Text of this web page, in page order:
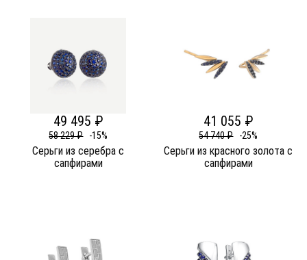
49 495 ₽
58 229 ₽ -15%
Серьги из серебра c
сапфирами
41 055 ₽
54 740 ₽ -25%
Серьги из красного золота c
сапфирами